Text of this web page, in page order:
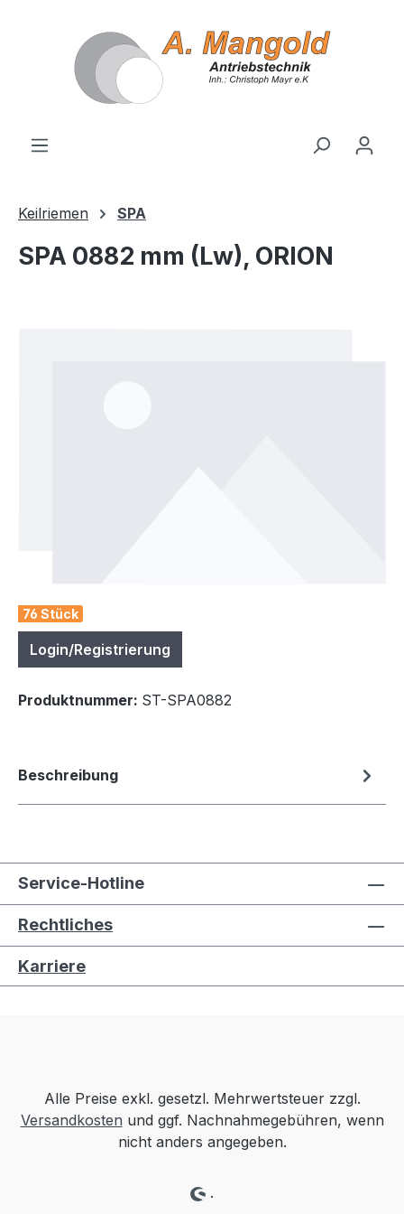
Keilriemen SPA
SPA 0882 mm (Lw), ORION
76 Stück
Login/Registrierung
Produktnummer: ST-SPA0882
Beschreibung
Service-Hotline
Rechtliches
Karriere
Alle Preise exkl. gesetzl. Mehrwertsteuer zzgl.
Versandkosten und ggf. Nachnahmegebühren, wenn
nicht anders angegeben.
.